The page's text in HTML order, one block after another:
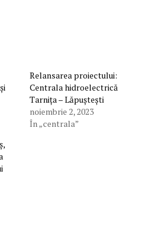
Relansarea proiectului:
Centrala hidroelectrică
Tarnița – Lăpuștești
noiembrie 2, 2023
În „centrala”